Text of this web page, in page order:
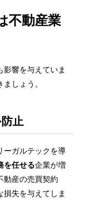
不動産業
響を与えていま
しょう。
止
ーガルテックを導
を任せる企業が増
動産の売買契約
失を与えてしま